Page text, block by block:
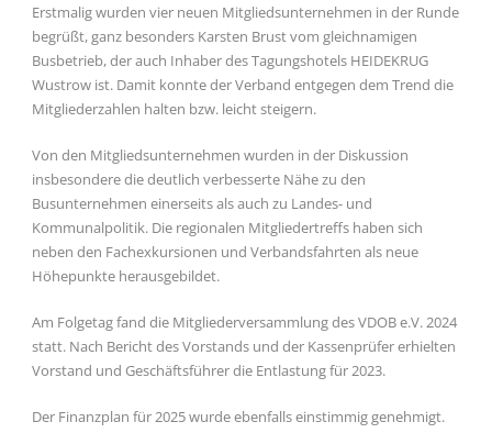
Erstmalig wurden vier neuen Mitgliedsunternehmen in der Runde
begrüßt, ganz besonders Karsten Brust vom gleichnamigen
Busbetrieb, der auch Inhaber des Tagungshotels HEIDEKRUG
Wustrow ist. Damit konnte der Verband entgegen dem Trend die
Mitgliederzahlen halten bzw. leicht steigern.
Von den Mitgliedsunternehmen wurden in der Diskussion
insbesondere die deutlich verbesserte Nähe zu den
Busunternehmen einerseits als auch zu Landes- und
Kommunalpolitik. Die regionalen Mitgliedertreffs haben sich
neben den Fachexkursionen und Verbandsfahrten als neue
Höhepunkte herausgebildet.
Am Folgetag fand die Mitgliederversammlung des VDOB e.V. 2024
statt. Nach Bericht des Vorstands und der Kassenprüfer erhielten
Vorstand und Geschäftsführer die Entlastung für 2023.
Der Finanzplan für 2025 wurde ebenfalls einstimmig genehmigt.